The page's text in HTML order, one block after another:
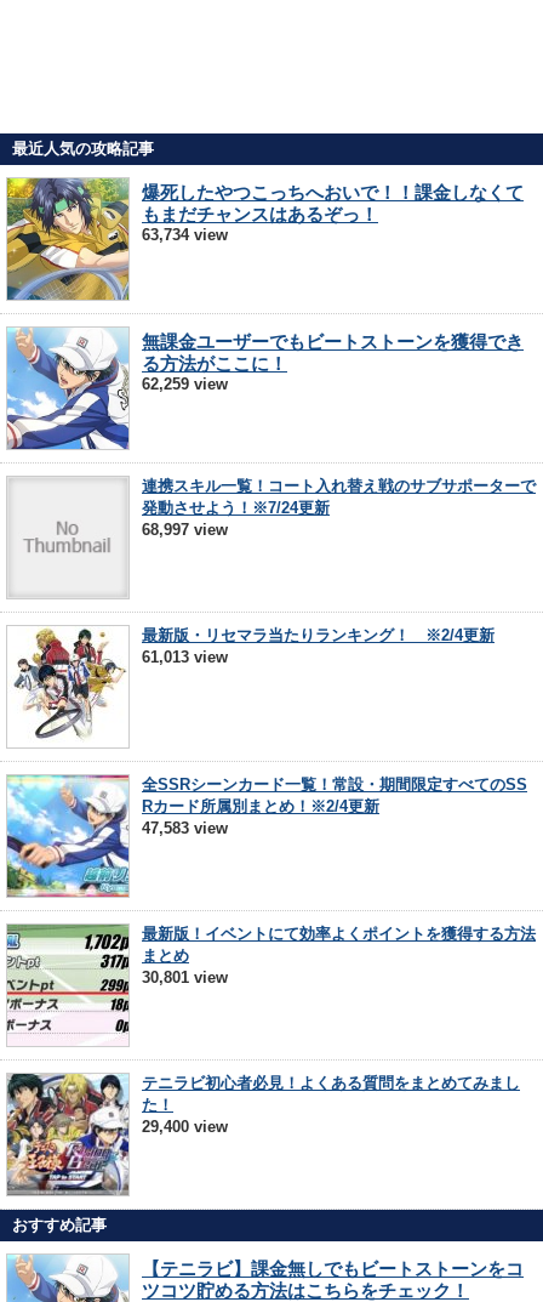
最近人気の攻略記事
爆死したやつこっちへおいで！！課金しなくて
もまだチャンスはあるぞっ！
63,734 view
無課金ユーザーでもビートストーンを獲得でき
る方法がここに！
62,259 view
連携スキル一覧！コート入れ替え戦のサブサポーターで
発動させよう！※7/24更新
68,997 view
最新版・リセマラ当たりランキング！ ※2/4更新
61,013 view
全SSRシーンカード一覧！常設・期間限定すべてのSS
Rカード所属別まとめ！※2/4更新
47,583 view
最新版！イベントにて効率よくポイントを獲得する方法
まとめ
30,801 view
テニラビ初心者必見！よくある質問をまとめてみまし
た！
29,400 view
おすすめ記事
【テニラビ】課金無しでもビートストーンをコ
ツコツ貯める方法はこちらをチェック！